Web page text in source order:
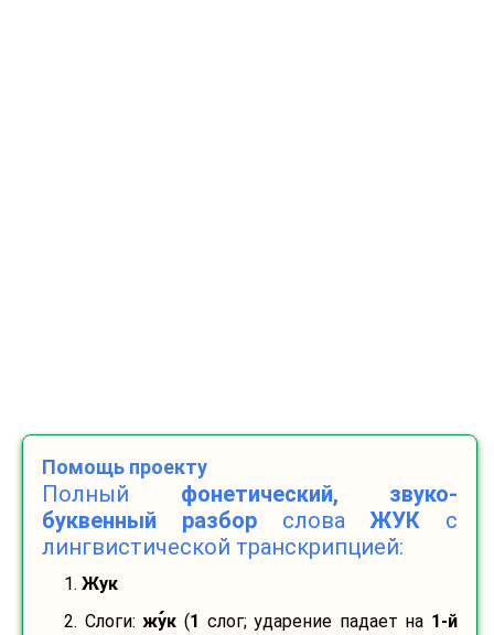
Помощь проекту
Полный фонетический, звуко-
буквенный разборсловаЖУК с
лингвистической транскрипцией:
1. Жук
2. Слоги:жук (1 слог; ударение падает на 1-й